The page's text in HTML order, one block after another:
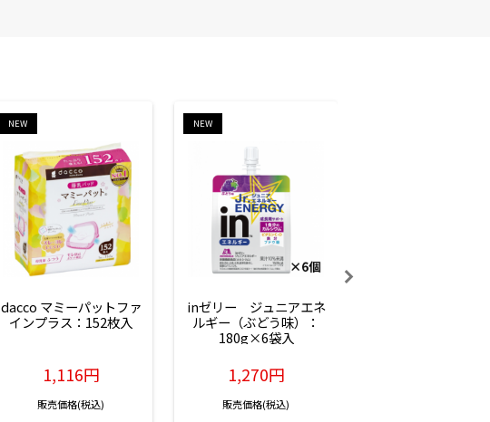
NEW
dacco マミーパットファ
インプラス：152枚入
1,116円
販売価格(税込)
NEW
inゼリー　ジュニアエネ
ルギー（ぶどう味）：
180g×6袋入
1,270円
販売価格(税込)